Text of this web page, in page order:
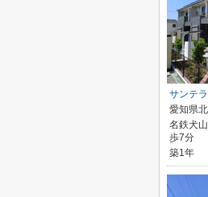
サンテ
愛知県
名鉄犬
歩7分
築1年